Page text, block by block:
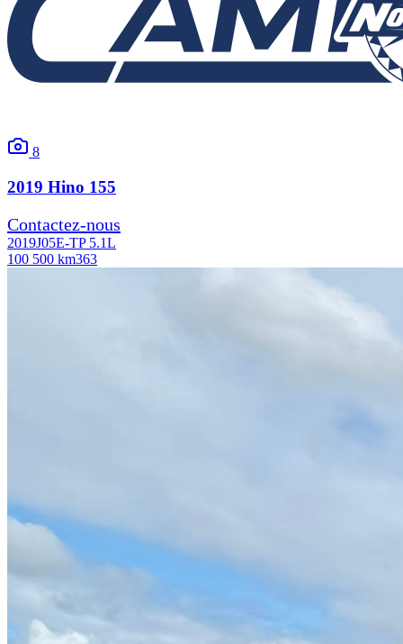
8
2019 Hino 155
Contactez-nous
2019J05E-TP 5.1L
100 500 km363